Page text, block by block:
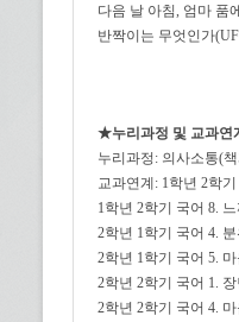
다음 날 아침, 엄마 품
반짝이는 무엇인가
★누리과정 및 교과
누리과정: 의사소통(
교과연계: 1학년 2학
1학년 2학기 국어 8.
2학년 1학기 국어 4.
2학년 1학기 국어 5.
2학년 2학기 국어 1.
2학년 2학기 국어 4.